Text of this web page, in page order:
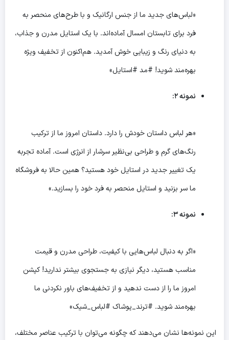
«لباس‌های جدید ما از جنس ارگانیک و با طرح‌های منحصر به
فرد برای تابستان امسال آماده‌اند. با یک استایل مدرن و جذاب،
به دنیای رنگ و زیبایی خوش آمدید. هم‌اکنون از تخفیف ویژه
بهره‌مند شوید! #مد #استایل»
نمونه ۲:
«هر لباس داستان خودش را دارد. داستان امروز ما از ترکیب
رنگ‌های گرم و طراحی بی‌نظیر سرشار از انرژی است. آماده تجربه
یک تغییر جدید در استایل خود هستید؟ همین حالا به فروشگاه
ما سر بزنید و استایل منحصر به فرد خود را بسازید.»
نمونه ۳:
«اگر به دنبال لباس‌هایی با کیفیت، طراحی مدرن و قیمت
مناسب هستید، دیگر نیازی به جستجوی بیشتر ندارید! کپشن
امروز ما را از دست ندهید و از تخفیف‌های باور نکردنی ما
بهره‌مند شوید. #ترند_پوشاک #لباس_شیک»
این نمونه‌ها نشان می‌دهند که چگونه می‌توان با ترکیب عناصر مختلف،